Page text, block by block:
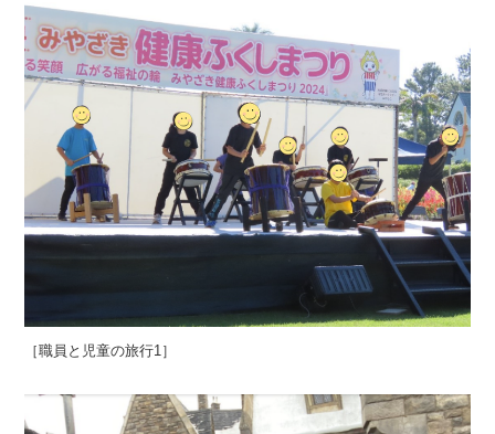
［職員と児童の旅行1］